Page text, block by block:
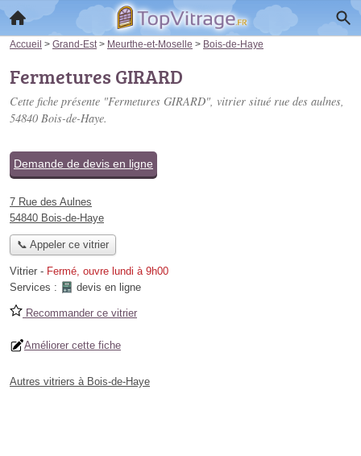
Accueil > Grand-Est > Meurthe-et-Moselle > Bois-de-Haye
Fermetures GIRARD
Cette fiche présente "Fermetures GIRARD", vitrier situé rue des aulnes,
54840 Bois-de-Haye.
Demande de devis en ligne
7 Rue des Aulnes
54840 Bois-de-Haye
📞 Appeler ce vitrier
Vitrier - Fermé, ouvre lundi à 9h00
Services :
devis en ligne
Recommander ce vitrier
Améliorer cette fiche
Autres vitriers à Bois-de-Haye